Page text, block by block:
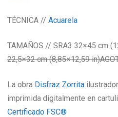
TÉCNICA // Acuarela
TAMAÑOS // SRA3 32×45 cm
22,5×32 cm (8,85×12,59
La obra Disfraz Zorrita
imprimida digitalmente en
Certificado FSC®